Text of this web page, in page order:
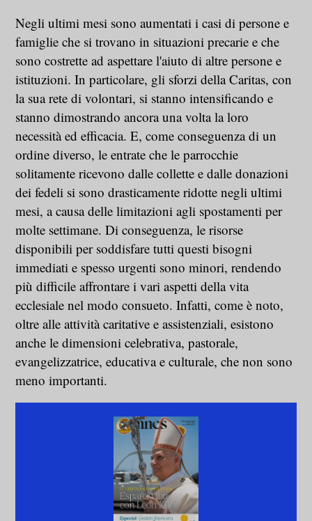
Negli ultimi mesi sono aumentati i casi di persone e
famiglie che si trovano in situazioni precarie e che
sono costrette ad aspettare l'aiuto di altre persone e
istituzioni. In particolare, gli sforzi della Caritas, con
la sua rete di volontari, si stanno intensificando e
stanno dimostrando ancora una volta la loro
necessità ed efficacia. E, come conseguenza di un
ordine diverso, le entrate che le parrocchie
solitamente ricevono dalle collette e dalle donazioni
dei fedeli si sono drasticamente ridotte negli ultimi
mesi, a causa delle limitazioni agli spostamenti per
molte settimane. Di conseguenza, le risorse
disponibili per soddisfare tutti questi bisogni
immediati e spesso urgenti sono minori, rendendo
più difficile affrontare i vari aspetti della vita
ecclesiale nel modo consueto. Infatti, come è noto,
oltre alle attività caritative e assistenziali, esistono
anche le dimensioni celebrativa, pastorale,
evangelizzatrice, educativa e culturale, che non sono
meno importanti.